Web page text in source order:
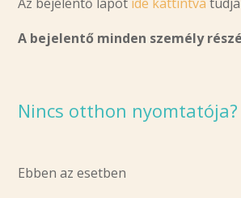
A bejelentő minden személy
Nincs otthon nyomtatója?
Ebben az esetben